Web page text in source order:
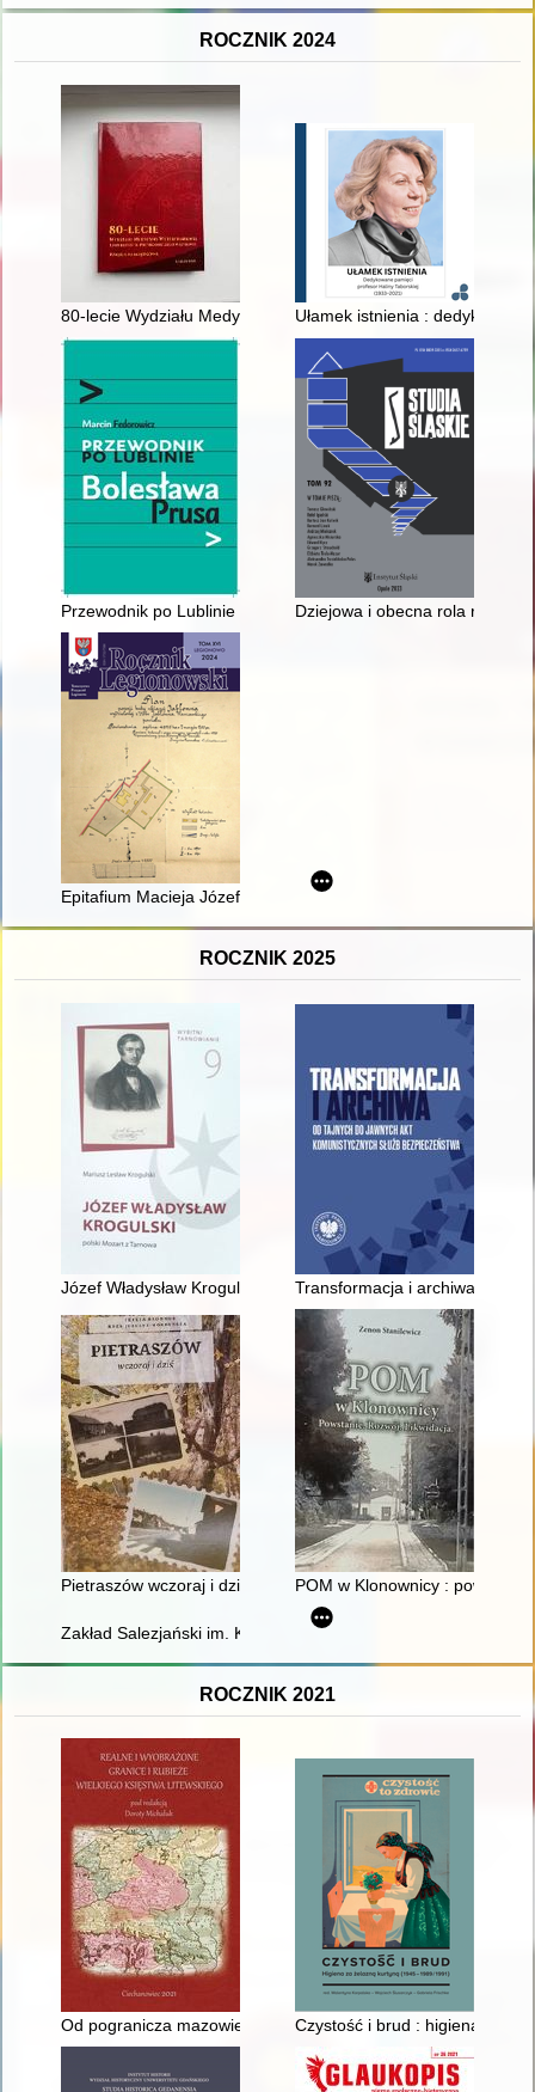
ROCZNIK 2024
80-lecie Wydziału Medycyny Weterynaryjnej Uniwersytetu
Ułamek istnienia :
Przewodnik po Lublinie Bolesława PrusaDziejowa i obecna rola rzeki w
Epitafium Macieja Józefa Radziwiłła (1842-1907) w kościele
ROCZNIK 2025
Józef Władysław Krogulski : polski Mozart z Tarnowa
Transformacja i archiwa : od
Pietraszów wczoraj i dziś POM w Klonownicy :
Zakład Salezjański im. Księdza Bosko w Oświęcimiu : kronika.
ROCZNIK 2021
Od pogranicza mazowiecko-litewskiego do powstania granicy
Czystość i brud : higiena za